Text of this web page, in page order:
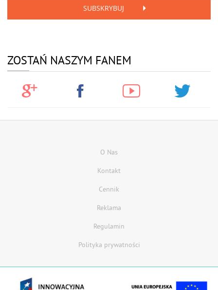
SUBSKRYBUJ
ZOSTAŃ NASZYM FANEM
O Nas
Kontakt
Cennik
Reklama
Regulamin
Polityka prywatności